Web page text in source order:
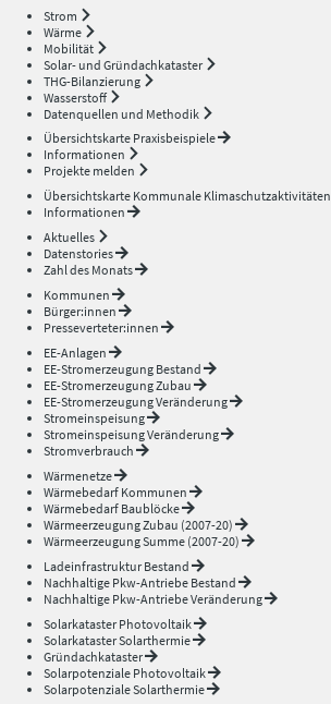
Strom
Wärme
Mobilität
Solar- und Gründachkataster
THG-Bilanzierung
Wasserstoff
Datenquellen und Methodik
Übersichtskarte Praxisbeispiele
Informationen
Projekte melden
Übersichtskarte Kommunale Klimaschutzaktivitäten
Informationen
Aktuelles
Datenstories
Zahl des Monats
Kommunen
Bürger:innen
Presseverteter:innen
EE-Anlagen
EE-Stromerzeugung Bestand
EE-Stromerzeugung Zubau
EE-Stromerzeugung Veränderung
Stromeinspeisung
Stromeinspeisung Veränderung
Stromverbrauch
Wärmenetze
Wärmebedarf Kommunen
Wärmebedarf Baublöcke
Wärmeerzeugung Zubau (2007-20)
Wärmeerzeugung Summe (2007-20)
Ladeinfrastruktur Bestand
Nachhaltige Pkw-Antriebe Bestand
Nachhaltige Pkw-Antriebe Veränderung
Solarkataster Photovoltaik
Solarkataster Solarthermie
Gründachkataster
Solarpotenziale Photovoltaik
Solarpotenziale Solarthermie